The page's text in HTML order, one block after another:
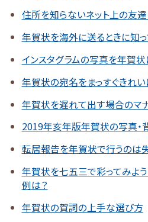
住所を知らないネット上の友
年賀状を海外に送るときに知
インスタグラムの写真を年賀
年賀状の宛名をまっすぐきれい
年賀状を遅れて出す場合のマ
2019年亥年版年賀状の写真・
転居報告を年賀状で行うのは失
年賀状を七五三で彩ってみよ
例は？
年賀状の賀詞の上手な選び方